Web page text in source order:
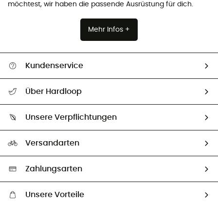
möchtest, wir haben die passende Ausrüstung für dich.
Mehr Infos +
Kundenservice
Größentabelle
Vertrag widerrufen
Über Hardloop
Unsere Botschafter
Unsere Verpflichtungen
Auswahl an nachhaltigen Produkten
Versandarten
Zahlungsarten
Unsere Vorteile